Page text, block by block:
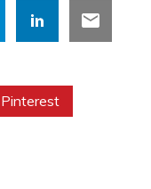
Pinterest